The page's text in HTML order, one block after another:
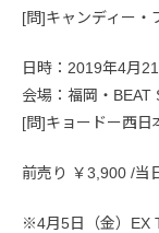
[問]キャンディー
日時：2019年4月
会場：福岡・BEAT
[問]キョードー西
前売り ￥3,900 /当
※4月5日（金）EX